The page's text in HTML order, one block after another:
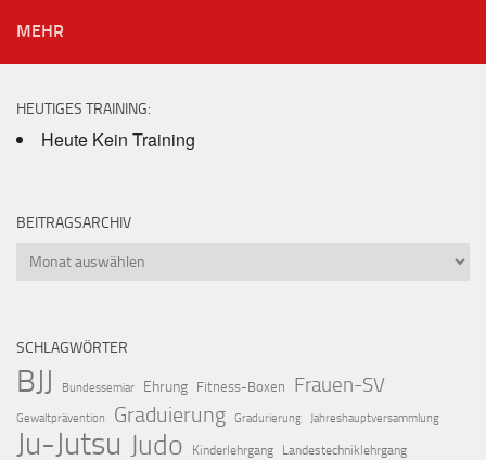
MEHR
HEUTIGES TRAINING:
Heute Kein Training
BEITRAGSARCHIV
Beitragsarchiv
SCHLAGWÖRTER
BJJ Bundessemiar Ehrung Fitness-Boxen Frauen-SV
Gewaltprävention Graduierung Gradurierung Jahreshauptversammlung
Ju-Jutsu Judo Kinderlehrgang Landestechniklehrgang